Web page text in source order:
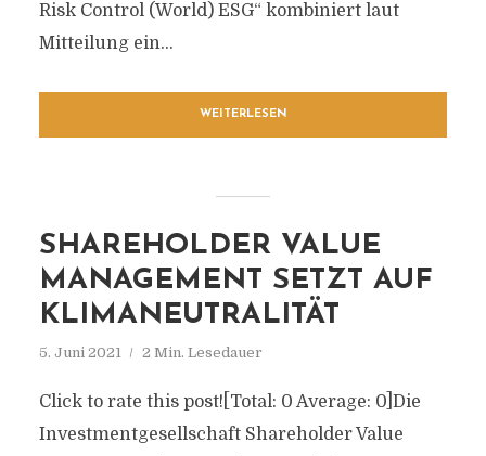
Risk Control (World) ESG“ kombiniert laut
Mitteilung ein...
WEITERLESEN
SHAREHOLDER VALUE
MANAGEMENT SETZT AUF
KLIMANEUTRALITÄT
5. Juni 2021 2 Min. Lesedauer
Click to rate this post![Total: 0 Average: 0]Die
Investmentgesellschaft Shareholder Value